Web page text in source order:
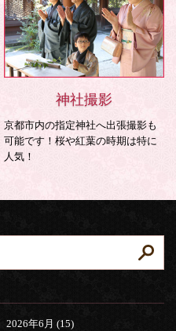
神社撮影
京都市内の指定神社へ出張撮影も
可能です！桜や紅葉の時期は特に
人気！
2026年6月 (15)